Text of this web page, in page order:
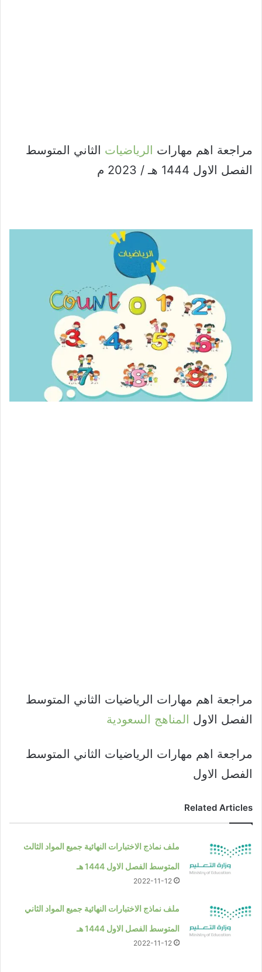
مراجعة اهم مهارات الرياضيات الثاني المتوسط
الفصل الاول 1444 هـ / 2023 م
مراجعة اهم مهارات الرياضيات الثاني المتوسط
الفصل الاول المناهج السعودية
مراجعة اهم مهارات الرياضيات الثاني المتوسط
الفصل الاول
Related Articles
ملف نماذج الاختبارات النهائية جميع المواد الثالث
المتوسط الفصل الاول 1444 هـ
2022-11-12
ملف نماذج الاختبارات النهائية جميع المواد الثاني
المتوسط الفصل الاول 1444 هـ
2022-11-12